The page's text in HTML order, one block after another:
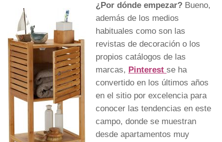
¿Por dónde empezar? Bueno,
además de los medios
habituales como son las
revistas de decoración o los
propios catálogos de las
marcas, Pinterest se ha
convertido en los últimos años
en el sitio por excelencia para
conocer las tendencias en este
campo, donde se muestran
desde apartamentos muy